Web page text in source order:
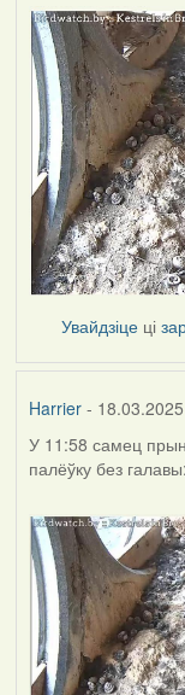
Увайдзіце ці
Harrier-
У 11:58 самец
палёўку без галавы: